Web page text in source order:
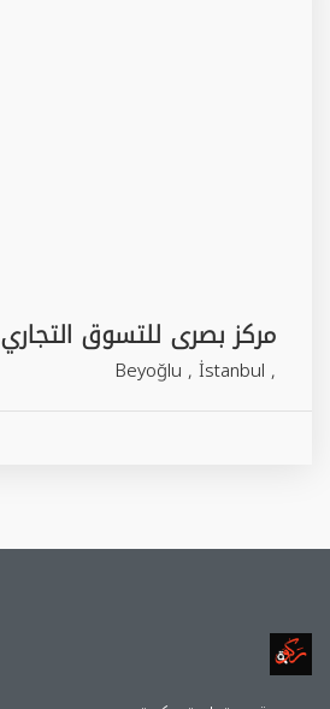
مركز بصرى للتسوق التجاري
,
Beyoğlu , İstanbul